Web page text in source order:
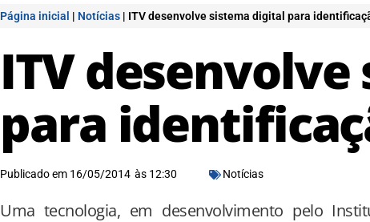
Página inicial | Notícias | ITV desenvolve sistema digital para
ITV
para
Publicado em 16/05/2014 às 12:30 Notícias
Uma tecnologia, em desenvolvimento pelo